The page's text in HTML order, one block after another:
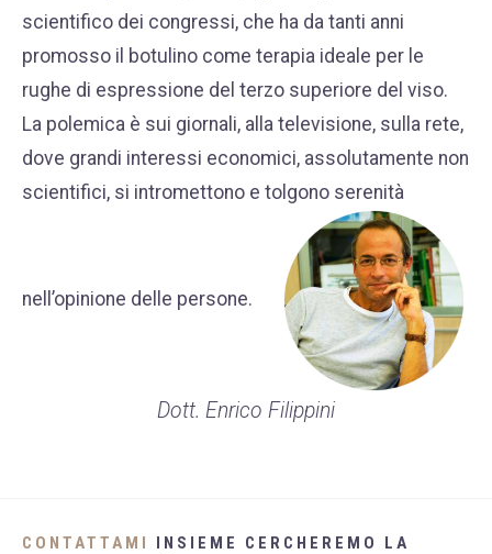
scientifico dei congressi, che ha da tanti anni
promosso il botulino come terapia ideale per le
rughe di espressione del terzo superiore del viso.
La polemica è sui giornali, alla televisione, sulla rete,
dove grandi interessi economici, assolutamente non
scientifici, si intromettono e tolgono serenità
Dott. Enrico Filippini
CONTATTAMI
INSIEME CERCHEREMO LA